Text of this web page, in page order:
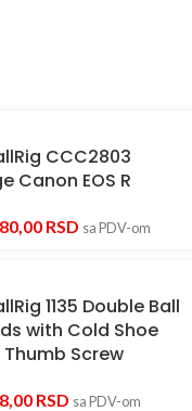
CCC2803
Canon EOS R
RSD sa PDV-om
1135 Double Ball
with Cold Shoe
Screw
RSD sa PDV-om